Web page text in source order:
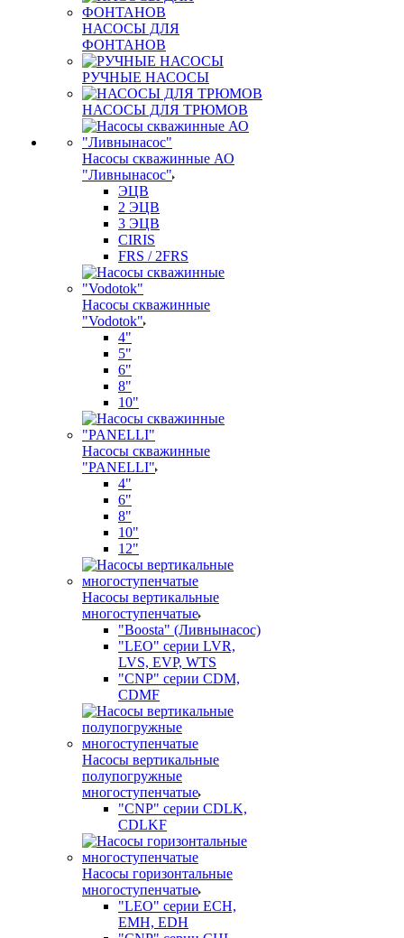
НАСОСЫ ДЛЯ
ФОНТАНОВ
РУЧНЫЕ НАСОСЫ
НАСОСЫ ДЛЯ ТРЮМОВ
Насосы скважинные АО
"Ливнынасос"
ЭЦВ
2 ЭЦВ
3 ЭЦВ
CIRIS
FRS / 2FRS
Насосы скважинные
"Vodotok"
4"
5"
6"
8"
10"
Насосы скважинные
"PANELLI"
4"
6"
8"
10"
12"
Насосы вертикальные
многоступенчатые
"Boosta" (Ливнынасос)
"LEO" серии LVR,
LVS, EVP, WTS
"CNP" серии CDM,
CDMF
Насосы вертикальные
полупогружные
многоступенчатые
"CNP" серии CDLK,
CDLKF
Насосы горизонтальные
многоступенчатые
"LEO" серии ECH,
EMH, EDH